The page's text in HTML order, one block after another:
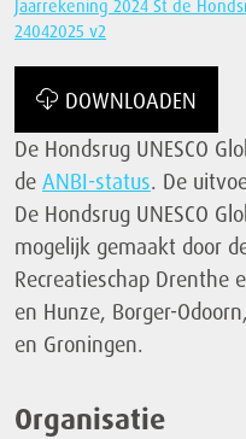
Jaarrekening 2024 St de
24042025 v2
DOWNLOADEN
De Hondsrug UNESCO
de ANBI-status. De
De Hondsrug UNESCO
mogelijk gemaakt door
Recreatieschap Drenthe
en Hunze, Borger-
en Groningen.
Organisatie